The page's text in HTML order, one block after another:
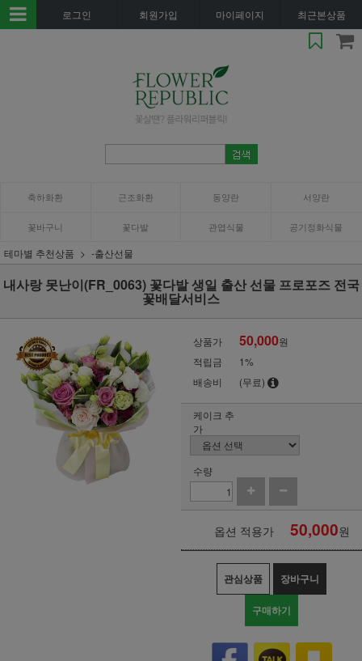
로그인 회원가입 마이페이지 최근본상품
축하화환 근조화환 동양란 서양란
꽃바구니 꽃다발 관엽식물 공기정화식물
테마별 추천상품 -출산선물
내사랑 못난이(FR_0063) 꽃다발 생일 출산 선물 프로포즈 전국
꽃배달서비스
상품가 50,000원
적립금
1%
배송비
(무료)
케이크 추
가
수량
옵션 적용가 50,000원
관심상품 장바구니
구매하기